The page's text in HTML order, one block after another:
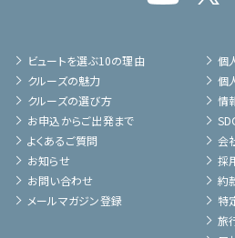
ビュートを選ぶ10の理由
クルーズの魅力
クルーズの選び方
お申込からご出発まで
よくあるご質問
お知らせ
お問い合わせ
メールマガジン登録
個
個
情
会
採
約
特
旅